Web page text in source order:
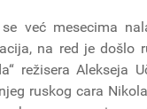
se već mesecima
na red je došlo
režisera
ruskog cara